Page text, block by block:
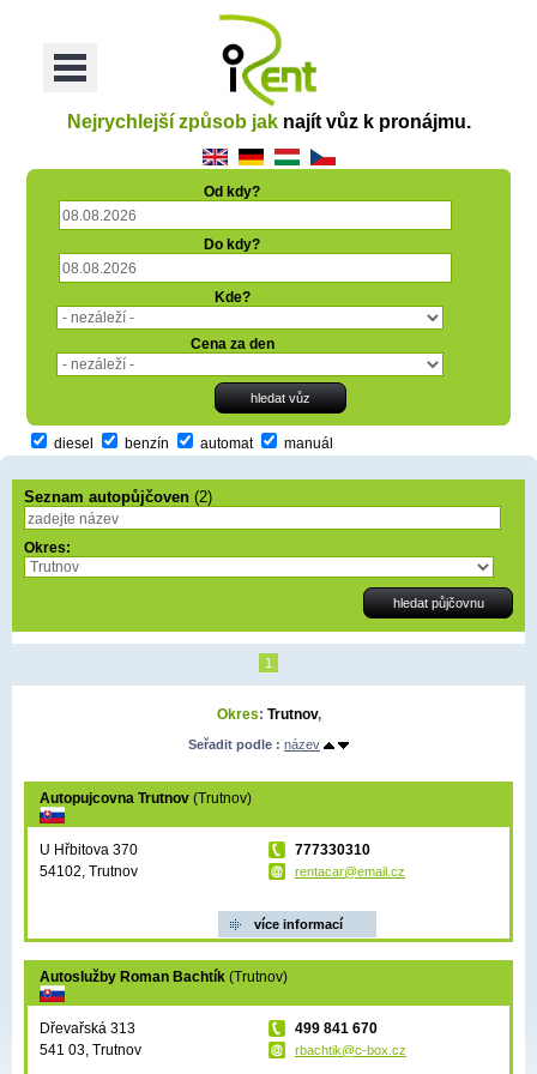
Menu
Nejrychlejší způsob jaknajít vůz k pronájmu.
Od kdy?
Do kdy?
Kde?
Cena za den
diesel benzín automat manuál
Seznam autopůjčoven (2)
Okres:
1
Okres: Trutnov,
Seřadit podle : název
Autopujcovna Trutnov (Trutnov)
U Hřbitova 370
54102, Trutnov
777330310
rentacar@email.cz
více informací
Autoslužby Roman Bachtík (Trutnov)
Dřevařská 313
541 03, Trutnov
499 841 670
rbachtik@c-box.cz